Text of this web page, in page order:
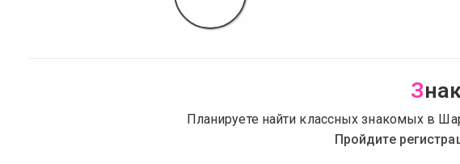
З
Планируете найти классных знакомых в
Пройдите